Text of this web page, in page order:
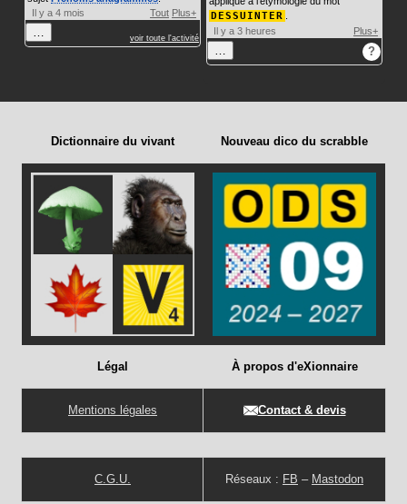
Il y a 4 mois
Tout Plus+
voir toute l'activité
DESSUINTER
Il y a 3 heures
Plus+
?
Dictionnaire du vivant Nouveau dico du scrabble
Légal
Mentions légales
C.G.U.
À propos d'eXionnaire
Contact & devis
Réseaux : FB – Mastodon